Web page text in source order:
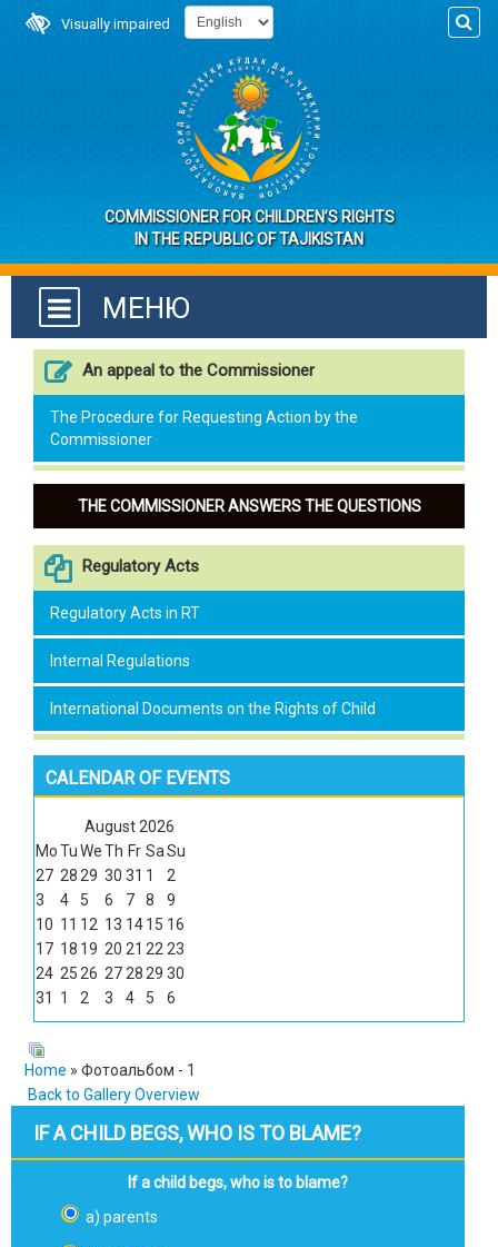
Visually impaired
COMMISSIONER FOR CHILDREN’S RIGHTS
IN THE REPUBLIC OF TAJIKISTAN
МЕНЮ
An appeal to the Commissioner
The Procedure for Requesting Action by the
Commissioner
THE COMMISSIONER ANSWERS THE QUESTIONS
Regulatory Acts
Regulatory Acts in RT
Internal Regulations
International Documents on the Rights of Child
CALENDAR OF EVENTS
August2026
MoTuWeTh Fr SaSu
27 2829 30 31 1
2
3
4 5 6 7 8
9
10 11 12 13 1415 16
17 18 19 20 21 2223
24 2526 272829 30
31
1 2 3 4 5 6
Home » Фотоальбом - 1
Back to Gallery Overview
IF A CHILD BEGS, WHO IS TO BLAME?
If a child begs, who is to blame?
a) parents